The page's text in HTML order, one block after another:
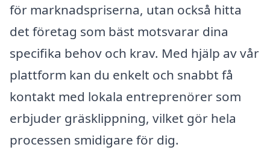
för marknadspriserna, utan också hitta
det företag som bäst motsvarar dina
specifika behov och krav. Med hjälp av vår
plattform kan du enkelt och snabbt få
kontakt med lokala entreprenörer som
erbjuder gräsklippning, vilket gör hela
processen smidigare för dig.